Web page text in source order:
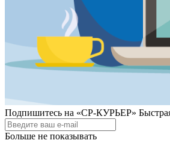
Подпишитесь на «СР-КУРЬЕР»
Больше не показывать